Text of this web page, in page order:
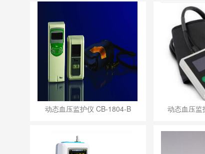
动态血压监护仪 CB-1804-B 动态血压